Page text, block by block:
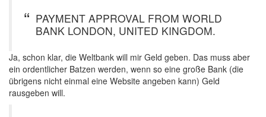
PAYMENT APPROVAL FROM WORLD
BANK LONDON, UNITED KINGDOM.
Ja, schon klar, die Weltbank will mir Geld geben. Das muss aber
ein ordentlicher Batzen werden, wenn so eine große Bank (die
übrigens nicht einmal eine Website angeben kann) Geld
rausgeben will.